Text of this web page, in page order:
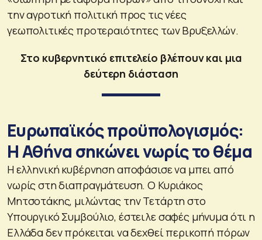
την αγροτική πολιτική προς τις νέες
γεωπολιτικές προτεραιότητες των Βρυξελλών.
Στο κυβερνητικό επιτελείο βλέπουν και μια
δεύτερη διάσταση
Ευρωπαϊκός προϋπολογισμός:
Η Αθήνα σηκώνει νωρίς το θέμα
Η ελληνική κυβέρνηση αποφάσισε να μπει από
νωρίς στη διαπραγμάτευση. Ο Κυριάκος
Μητσοτάκης, μιλώντας την Τετάρτη στο
Υπουργικό Συμβούλιο, έστειλε σαφές μήνυμα ότι η
Ελλάδα δεν πρόκειται να δεχθεί περικοπή πόρων